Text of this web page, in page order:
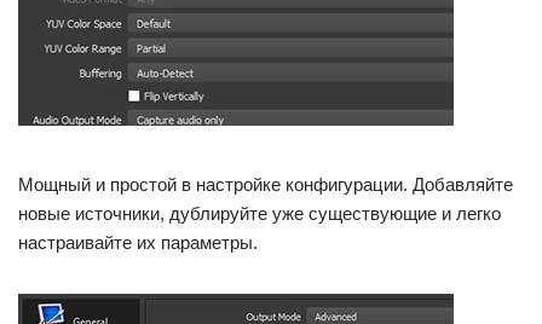
Мощный и простой в настройке конфигурации. Добавляйте
новые источники, дублируйте уже существующие и легко
настраивайте их параметры.